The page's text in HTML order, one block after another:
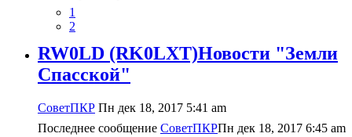
1
2
RW0LD (RK0LXT)Новости "Земли
Спасской"
CоветПКР Пн дек 18, 2017 5:41 am
Последнее сообщение CоветПКРПн дек 18, 2017 6:45 am